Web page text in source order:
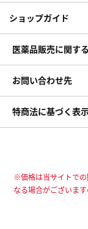
ショップガイド
医薬品販売に関す
お問い合わせ先
特商法に基づく表
※価格は当サイトでの
なる場合がございます